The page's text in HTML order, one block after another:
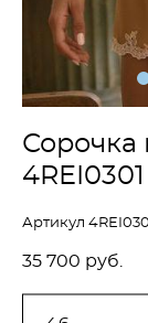
Сорочка
4REI0301
Артикул
35 700 pуб.